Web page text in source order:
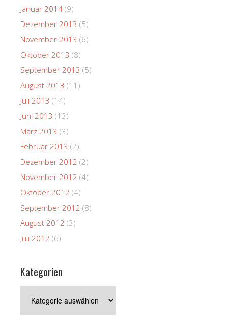
Januar 2014 (9)
Dezember 2013 (5)
November 2013 (6)
Oktober 2013 (8)
September 2013 (5)
August 2013 (11)
Juli 2013 (14)
Juni 2013 (13)
März 2013 (3)
Februar 2013 (2)
Dezember 2012 (2)
November 2012 (4)
Oktober 2012 (4)
September 2012 (8)
August 2012 (3)
Juli 2012 (6)
Kategorien